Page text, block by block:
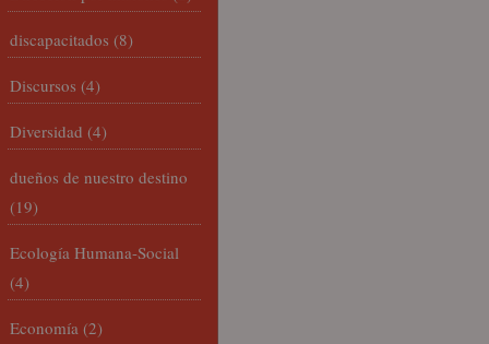
discapacitados (8)
Discursos (4)
Diversidad (4)
dueños de nuestro destino
(19)
Ecología Humana-Social
(4)
Economía (2)